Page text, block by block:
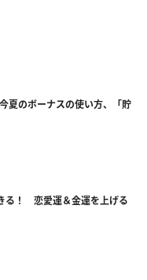
夏のボーナスの使い方、「貯
る！ 恋愛運＆金運を上げる